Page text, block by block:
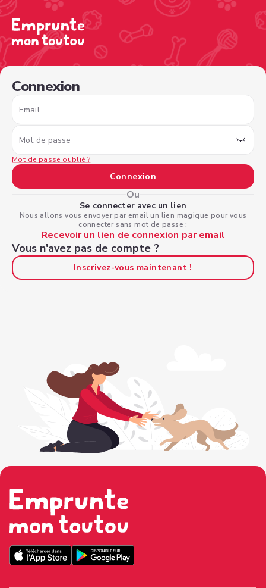
Connexion
Email
Mot de passe
Mot de passe oublié ?
Connexion
Ou
Se connecter avec un lien
Nous allons vous envoyer par email un lien magique pour vous
connecter sans mot de passe :
Recevoir un lien de connexion par email
Vous n'avez pas de compte ?
Inscrivez-vous maintenant !
/sign-in?nextPage=%2Fview-profile%2Fba58150d-8c24-